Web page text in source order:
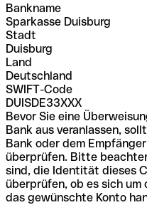
Bankname
Sparkasse Duisburg
Stadt
Duisburg
Land
Deutschland
SWIFT-Code
DUISDE33XXX
Bevor Sie eine
Bank aus veranlassen,
Bank oder dem
überprüfen. Bitte
sind, die Identität dieses
überprüfen, ob es sich um
das gewünschte Konto